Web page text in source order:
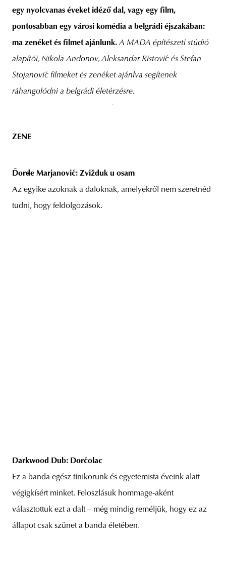
egy nyolcvanas éveket idéző dal, vagy egy film,
pontosabban egy városi komédia a belgrádi éjszakában:
ma zenéket és filmet ajánlunk. A MADA építészeti stúdió
alapítói, Nikola Andonov, Aleksandar Ristović és Stefan
Stojanović filmeket és zenéket ajánlva segítenek
ráhangolódni a belgrádi életérzésre.
ZENE
Đorđe Marjanović: Zvižduk u osam
Az egyike azoknak a daloknak, amelyekről nem szeretnéd
tudni, hogy feldolgozások.
Darkwood Dub: Dorćolac
Ez a banda egész tinikorunk és egyetemista éveink alatt
végigkísért minket. Feloszlásuk hommage-aként
választottuk ezt a dalt – még mindig reméljük, hogy ez az
állapot csak szünet a banda életében.